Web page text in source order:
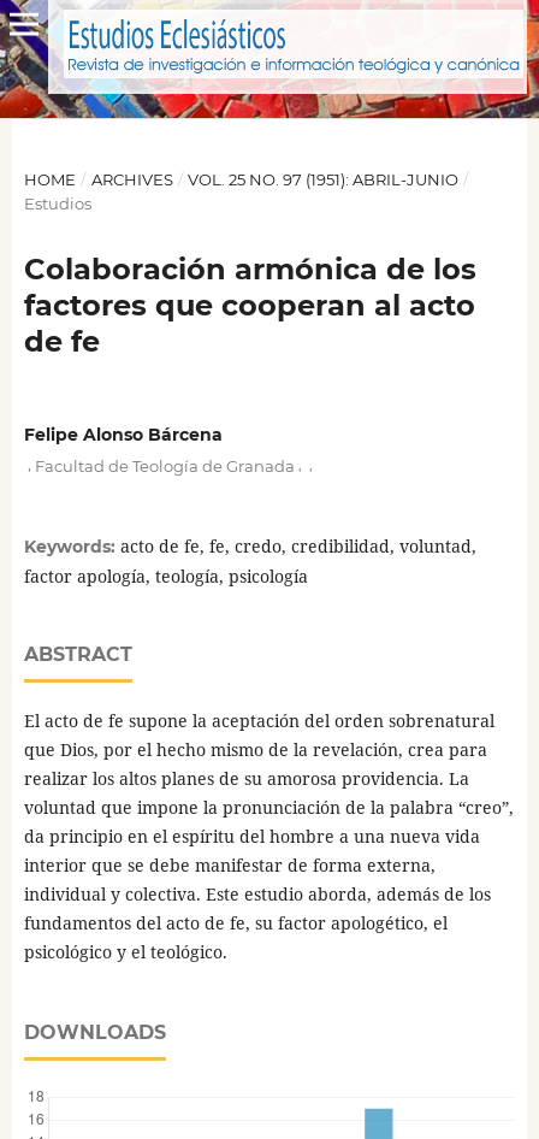
HOME / ARCHIVES / VOL. 25 NO. 97 (1951): ABRIL-JUNIO /
Estudios
Colaboración armónica de los
factores que cooperan al acto
de fe
Felipe Alonso Bárcena
Facultad de Teología de Granada
Keywords: acto de fe, fe, credo, credibilidad, voluntad,
factor apología, teología, psicología
ABSTRACT
El acto de fe supone la aceptación del orden sobrenatural
que Dios, por el hecho mismo de la revelación, crea para
realizar los altos planes de su amorosa providencia. La
voluntad que impone la pronunciación de la palabra “creo”,
da principio en el espíritu del hombre a una nueva vida
interior que se debe manifestar de forma externa,
individual y colectiva. Este estudio aborda, además de los
fundamentos del acto de fe, su factor apologético, el
psicológico y el teológico.
DOWNLOADS